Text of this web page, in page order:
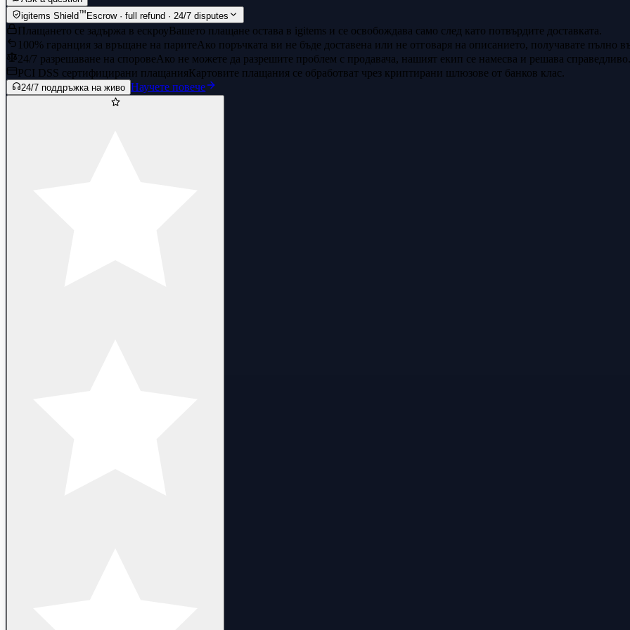
igitems Shield™ Escrow · full refund · 24/7 disputes
Плащането се задържа в ескроуВашето плащане остава в igitems и се освобождава само след като потвърдите доставката.
100% гаранция за връщане на паритеАко поръчката ви не бъде доставена или не отговаря на описанието, получавате пълно
24/7 разрешаване на споровеАко не можете да разрешите проблем с продавача, нашият екип се намесва и решава справедливо.
PCI DSS сертифицирани плащанияКартовите плащания се обработват чрез криптирани шлюзове от банков клас.
24/7 поддръжка на живо Научете повече